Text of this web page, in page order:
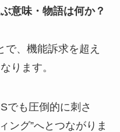
意味・物語は何か？
で、機能訴求を超え
ります。
でも圧倒的に刺さ
ング”へとつながりま